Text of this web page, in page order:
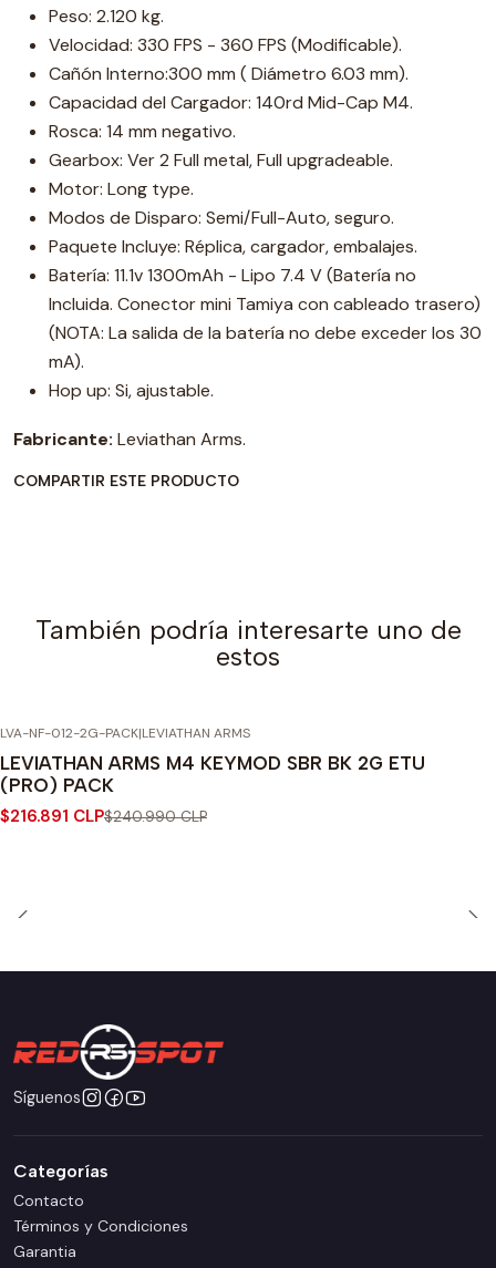
Peso: 2.120 kg.
Velocidad: 330 FPS - 360 FPS (Modificable).
Cañón Interno:300 mm ( Diámetro 6.03 mm).
Capacidad del Cargador: 140rd Mid-Cap M4.
Rosca: 14 mm negativo.
Gearbox: Ver 2 Full metal, Full upgradeable.
Motor: Long type.
Modos de Disparo: Semi/Full-Auto, seguro.
Paquete Incluye: Réplica, cargador, embalajes.
Batería: 11.1v 1300mAh - Lipo 7.4 V (Batería no
Incluida. Conector mini Tamiya con cableado trasero)
(NOTA: La salida de la batería no debe exceder los 30
mA).
Hop up: Si, ajustable.
Fabricante: Leviathan Arms.
COMPARTIR ESTE PRODUCTO
También podría interesarte uno de
estos
LVA-NF-012-2G-PACK|LEVIATHAN ARMS
LEVIATHAN ARMS M4 KEYMOD SBR BK 2G ETU
(PRO) PACK
$216.891 CLP$240.990 CLP
Síguenos
Categorías
Contacto
Términos y Condiciones
Garantia